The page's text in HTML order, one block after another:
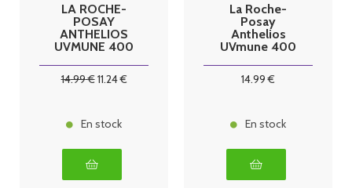
LA ROCHE-
POSAY
ANTHELIOS
UVMUNE 400
SPF50+ -
14.99€11.24€
En stock
La Roche-
Posay
Anthelios
UVmune 400
14.99 €
En stock